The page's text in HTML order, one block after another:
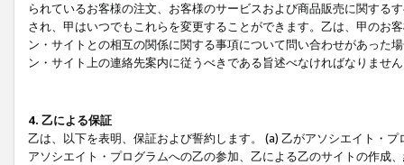
られているお客様の注文、お客様のサービスおよび商品販売に関する
され、甲はいつでもこれらを変更することができます。乙は、甲のお
ン・サイトとの相互の関係に関する事項について問い合わせがあった
ン・サイト上の連絡先案内に従うべきである旨述べなければなりませ
4. 乙による保証
乙は、以下を表明、保証および誓約します。 (a) 乙がアソシエイト・
アソシエイト・プログラムへの乙の参加、乙による乙のサイトの作成